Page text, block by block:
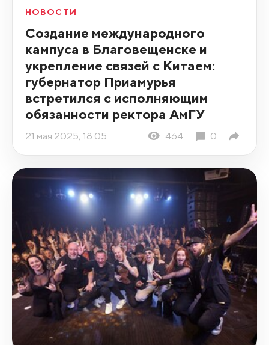
НОВОСТИ
Создание международного
кампуса в Благовещенске и
укрепление связей с Китаем:
губернатор Приамурья
встретился с исполняющим
обязанности ректора АмГУ
21 мая 2025, 18:05 464 0